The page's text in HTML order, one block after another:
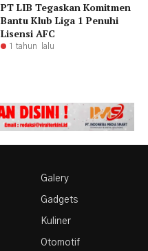
PT LIB Tegaskan Komitmen
Bantu Klub Liga 1 Penuhi
Lisensi AFC
1 tahun lalu
Galery
Gadgets
Kuliner
Otomotif